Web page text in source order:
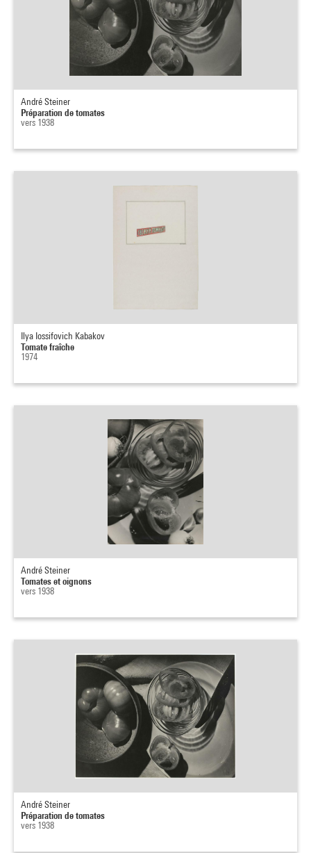
André Steiner
Préparation de tomates
vers 1938
Ilya Iossifovich Kabakov
Tomate fraîche
1974
André Steiner
Tomates et oignons
vers 1938
André Steiner
Préparation de tomates
vers 1938